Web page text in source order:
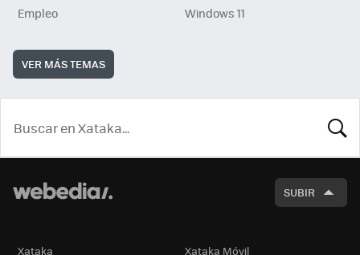
Empleo
Windows 11
VER MÁS TEMAS
SUBIR
Xataka Xataka Móvil